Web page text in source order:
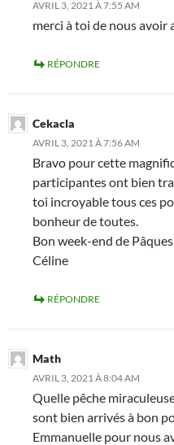
AVRIL 3, 2021 À 7:55 AM
merci à toi de nous avoir
RÉPONDRE
Cekacla
AVRIL 3, 2021 À 7:56 AM
Bravo pour cette
participantes ont bien
toi incroyable tous ces
bonheur de toutes.
Bon week-end de Pâques
Céline
RÉPONDRE
Math
AVRIL 3, 2021 À 8:04 AM
Quelle pêche
sont bien arrivés à bon
Emmanuelle pour nous